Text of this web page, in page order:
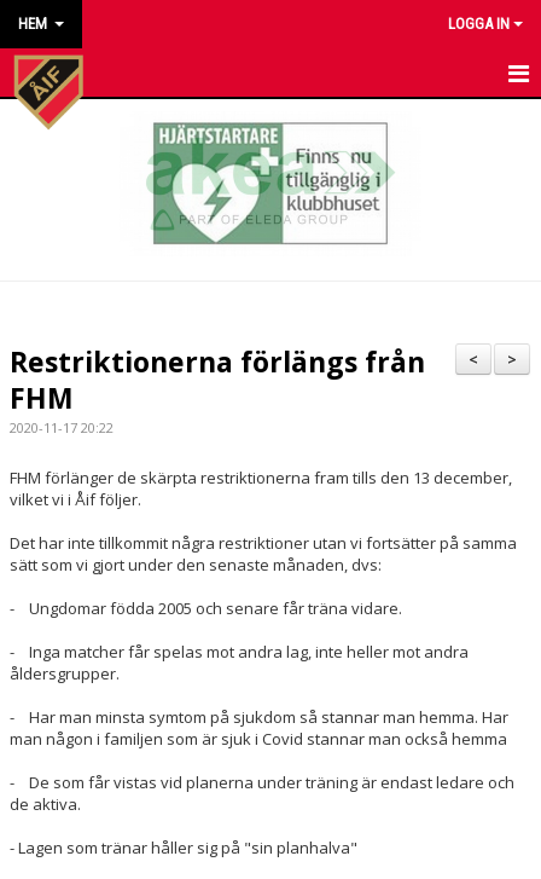
HEM LOGGA IN
HEM
OM FÖRENINGEN
DOKUMENT
BESTÄLL VÅRA KLUBBKLÄDER
>
<
Restriktionerna förlängs från
FHM
2020-11-17 20:22
FHM förlänger de skärpta restriktionerna fram tills den 13 december,
vilket vi i Åif följer.
Det har inte tillkommit några restriktioner utan vi fortsätter på samma
sätt som vi gjort under den senaste månaden, dvs:
- Ungdomar födda 2005 och senare får träna vidare.
- Inga matcher får spelas mot andra lag, inte heller mot andra
åldersgrupper.
- Har man minsta symtom på sjukdom så stannar man hemma. Har
man någon i familjen som är sjuk i Covid stannar man också hemma
- De som får vistas vid planerna under träning är endast ledare och
de aktiva.
- Lagen som tränar håller sig på "sin planhalva"